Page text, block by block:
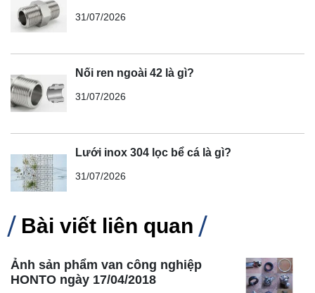
31/07/2026
Nối ren ngoài 42 là gì?
31/07/2026
Lưới inox 304 lọc bể cá là gì?
31/07/2026
Bài viết liên quan
Ảnh sản phẩm van công nghiệp
HONTO ngày 17/04/2018